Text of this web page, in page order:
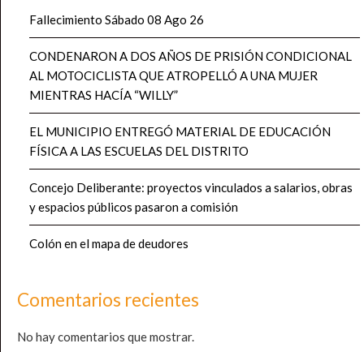
Fallecimiento Sábado 08 Ago 26
CONDENARON A DOS AÑOS DE PRISIÓN CONDICIONAL
AL MOTOCICLISTA QUE ATROPELLÓ A UNA MUJER
MIENTRAS HACÍA “WILLY”
EL MUNICIPIO ENTREGÓ MATERIAL DE EDUCACIÓN
FÍSICA A LAS ESCUELAS DEL DISTRITO
Concejo Deliberante: proyectos vinculados a salarios, obras
y espacios públicos pasaron a comisión
Colón en el mapa de deudores
Comentarios recientes
No hay comentarios que mostrar.